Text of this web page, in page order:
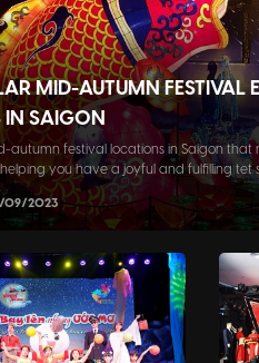
MID-AUTUMN FESTIVAL
IN SAIGON
autumn festival locations in Saigon
you have a joyful and fulfilling tet
09/2023